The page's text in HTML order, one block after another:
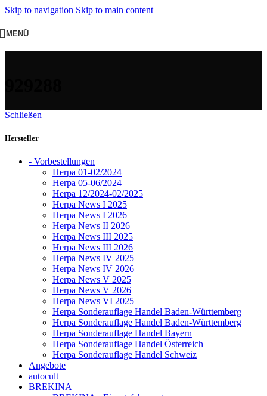
Skip to navigation Skip to main content
MENÜ
Schließen
Hersteller
- Vorbestellungen
Herpa 01-02/2024
Herpa 05-06/2024
Herpa 12/2024-02/2025
Herpa News I 2025
Herpa News I 2026
Herpa News II 2026
Herpa News III 2025
Herpa News III 2026
Herpa News IV 2025
Herpa News IV 2026
Herpa News V 2025
Herpa News V 2026
Herpa News VI 2025
Herpa Sonderauflage Handel Baden-Württemberg
Herpa Sonderauflage Handel Baden-Württemberg
Herpa Sonderauflage Handel Bayern
Herpa Sonderauflage Handel Österreich
Herpa Sonderauflage Handel Schweiz
Angebote
autocult
BREKINA